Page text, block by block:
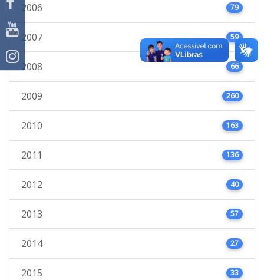
2006 79
2007 59
2008 66
2009 260
2010 163
2011 136
2012 40
2013 57
2014 27
2015 33